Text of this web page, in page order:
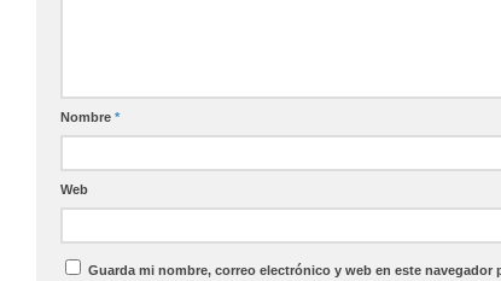
Nombre *
Web
Guarda mi nombre, correo electrónico y web en este navegador